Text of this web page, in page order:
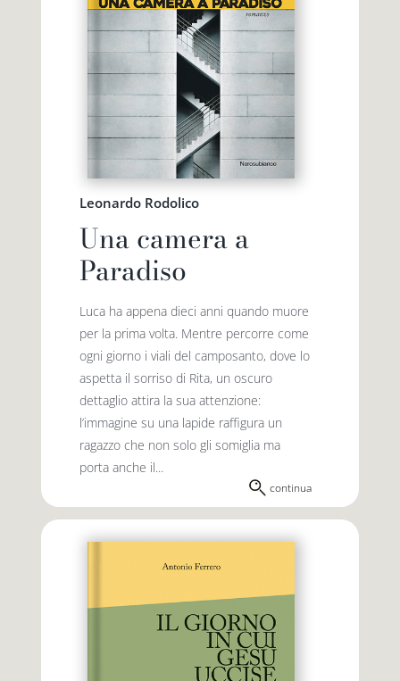
Leonardo Rodolico
Una camera a
Paradiso
Luca ha appena dieci anni quando muore
per la prima volta. Mentre percorre come
ogni giorno i viali del camposanto, dove lo
aspetta il sorriso di Rita, un oscuro
dettaglio attira la sua attenzione:
l’immagine su una lapide raffigura un
ragazzo che non solo gli somiglia ma
porta anche il...
continua